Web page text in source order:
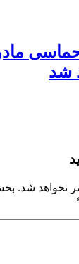
حماسی
شد
نخواهد شد.